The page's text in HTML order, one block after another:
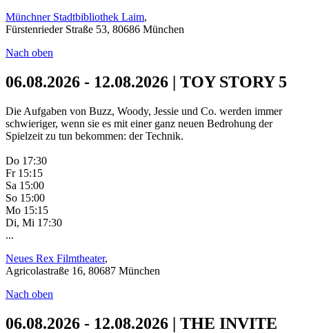
Münchner Stadtbibliothek Laim,
Fürstenrieder Straße 53, 80686 München
Nach oben
06.08.2026 - 12.08.2026 | TOY STORY 5
Die Aufgaben von Buzz, Woody, Jessie und Co. werden immer
schwieriger, wenn sie es mit einer ganz neuen Bedrohung der
Spielzeit zu tun bekommen: der Technik.
Do 17:30
Fr 15:15
Sa 15:00
So 15:00
Mo 15:15
Di, Mi 17:30
...
Neues Rex Filmtheater,
Agricolastraße 16, 80687 München
Nach oben
06.08.2026 - 12.08.2026 | THE INVITE